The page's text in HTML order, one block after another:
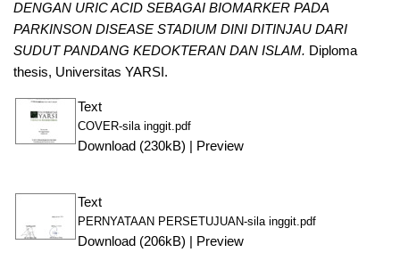
DENGAN URIC ACID SEBAGAI BIOMARKER PADA
PARKINSON DISEASE STADIUM DINI DITINJAU DARI
SUDUT PANDANG KEDOKTERAN DAN ISLAM. Diploma
thesis, Universitas YARSI.
Text
COVER-sila inggit.pdf
Download (230kB) Preview
Text
PERNYATAAN PERSETUJUAN-sila inggit.pdf
Download (206kB) Preview